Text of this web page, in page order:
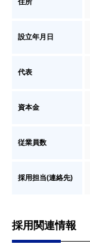
設立年月日
代表
資本金
従業員数
採用担当(連絡先)
採用関連情報